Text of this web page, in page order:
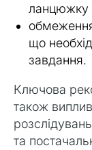
ланцюжку
що
завдання.
Ключова
також
та